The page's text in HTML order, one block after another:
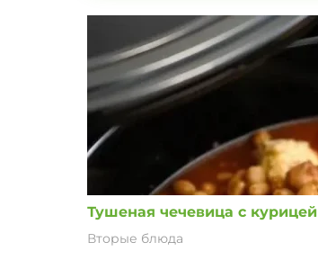
Тушеная чечевица с курицей
Вторые блюда